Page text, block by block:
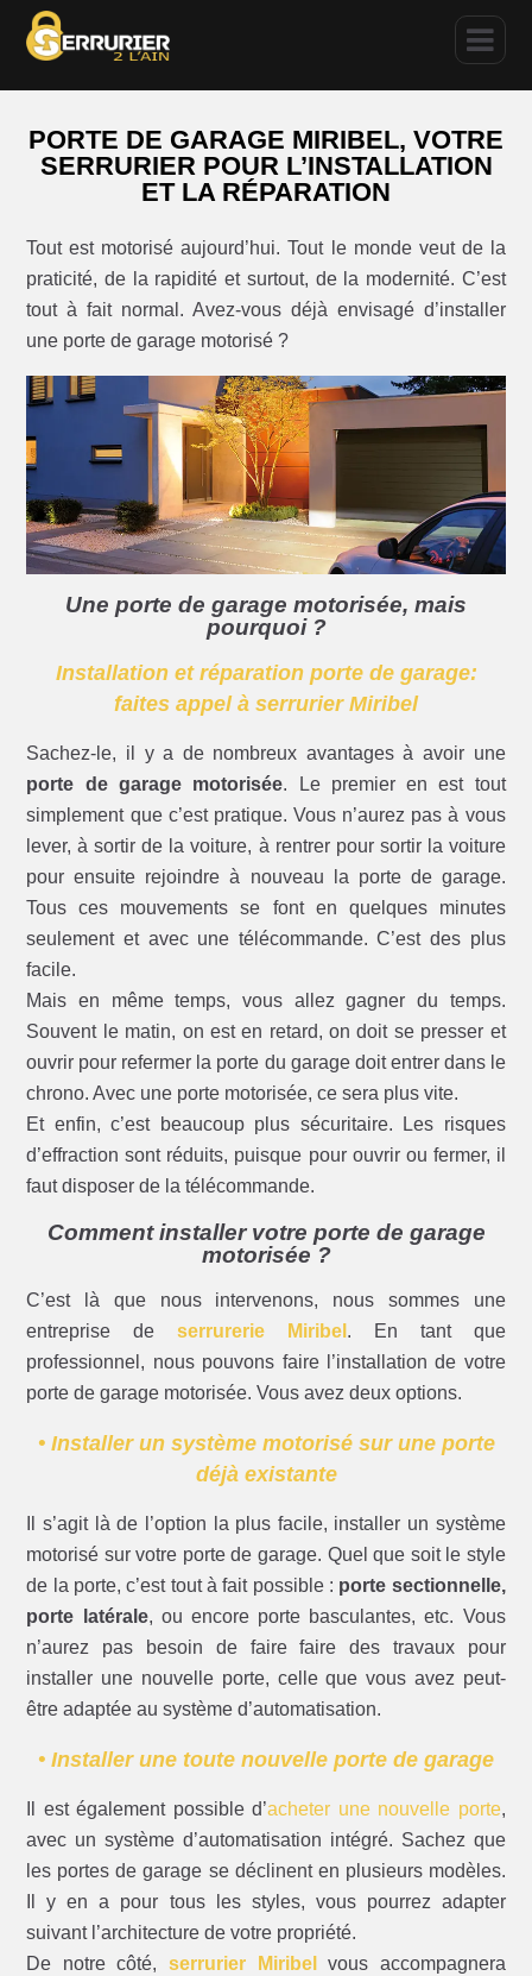
PORTE DE GARAGE MIRIBEL, VOTRE
SERRURIER POUR L’INSTALLATION
ET LA RÉPARATION
Tout est motorisé aujourd’hui. Tout le monde veut de la
praticité, de la rapidité et surtout, de la modernité. C’est
tout à fait normal. Avez-vous déjà envisagé d’installer
une porte de garage motorisé ?
Une porte de garage motorisée, mais
pourquoi ?
Installation et réparation porte de garage:
faites appel à serrurier Miribel
Sachez-le, il y a de nombreux avantages à avoir une
porte de garage motorisée. Le premier en est tout
simplement que c’est pratique. Vous n’aurez pas à vous
lever, à sortir de la voiture, à rentrer pour sortir la voiture
pour ensuite rejoindre à nouveau la porte de garage.
Tous ces mouvements se font en quelques minutes
seulement et avec une télécommande. C’est des plus
facile.
Mais en même temps, vous allez gagner du temps.
Souvent le matin, on est en retard, on doit se presser et
ouvrir pour refermer la porte du garage doit entrer dans le
chrono. Avec une porte motorisée, ce sera plus vite.
Et enfin, c’est beaucoup plus sécuritaire. Les risques
d’effraction sont réduits, puisque pour ouvrir ou fermer, il
faut disposer de la télécommande.
Comment installer votre porte de garage
motorisée ?
C’est là que nous intervenons, nous sommes une
entreprise deserrurerie Miribel . En tant que
professionnel, nous pouvons faire l’installation de votre
porte de garage motorisée. Vous avez deux options.
• Installer un système motorisé sur une porte
déjà existante
Il s’agit là de l’option la plus facile, installer un système
motorisé sur votre porte de garage. Quel que soit le style
de la porte, c’est tout à fait possible : porte sectionnelle,
porte latérale, ou encore porte basculantes, etc. Vous
n’aurez pas besoin de faire faire des travaux pour
installer une nouvelle porte, celle que vous avez peut-
être adaptée au système d’automatisation.
• Installer une toute nouvelle porte de garage
Il est également possible d’acheter une nouvelle porte,
avec un système d’automatisation intégré. Sachez que
les portes de garage se déclinent en plusieurs modèles.
Il y en a pour tous les styles, vous pourrez adapter
suivant l’architecture de votre propriété.
De notre côté, serrurier Miribel
vous accompagnera